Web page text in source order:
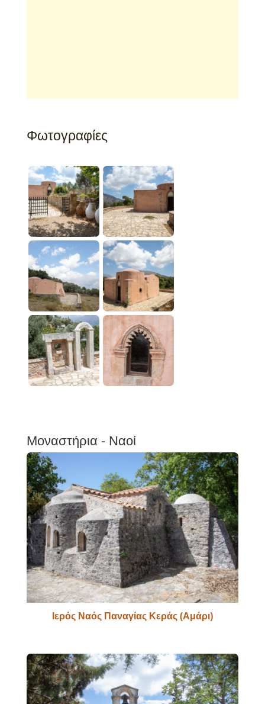
Φωτογραφίες
Μοναστήρια - Ναοί
Ιερός Ναός Παναγίας Κεράς (Αμάρι)